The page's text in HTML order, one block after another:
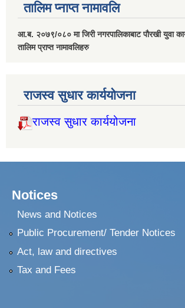
तालिम प्नाप्त नामावलि
आ.ब. २०७९/०८० मा जिरी नगरपालिकाबाट पौरखी युवा
तालिम प्राप्त नामावलिहरु
राजस्व सुधार कार्ययोजना
राजस्व सुधार कार्ययोजना
Notices
News and Notices
Public Procurement/ Tender Notices
Act, law and directives
Tax and Fees